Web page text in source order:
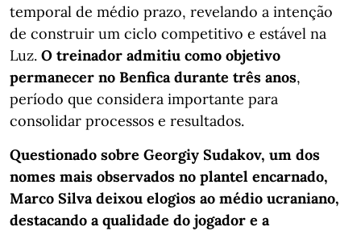
temporal de médio prazo, revelando a intenção
de construir um ciclo competitivo e estável na
Luz. O treinador admitiu como objetivo
permanecer no Benfica durante três anos,
período que considera importante para
consolidar processos e resultados.
Questionado sobre Georgiy Sudakov, um dos
nomes mais observados no plantel encarnado,
Marco Silva deixou elogios ao médio ucraniano,
destacando a qualidade do jogador e a